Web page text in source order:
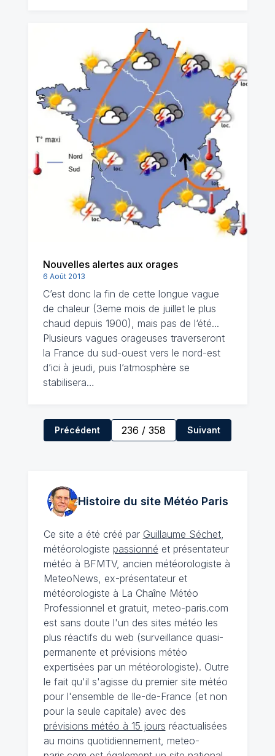
Nouvelles alertes aux orages
6 Août 2013
C’est donc la fin de cette longue vague
de chaleur (3eme mois de juillet le plus
chaud depuis 1900), mais pas de l‘été...
Plusieurs vagues orageuses traverseront
la France du sud-ouest vers le nord-est
d’ici à jeudi, puis l’atmosphère se
stabilisera…
Précédent 236 / 358 Suivant
Histoire du site MétéoParis
Ce site a été créé par Guillaume Séchet,
météorologiste passionné et présentateur
météo à BFMTV, ancien météorologiste à
MeteoNews, ex-présentateur et
météorologiste à La Chaîne Météo
Professionnel et gratuit, meteo-paris.com
est sans doute l'un des sites météo les
plus réactifs du web (surveillance quasi-
permanente et prévisions météo
expertisées par un météorologiste). Outre
le fait qu'il s'agisse du premier site météo
pour l'ensemble de Ile-de-France (et non
pour la seule capitale) avec des
prévisions météo à 15 jours réactualisées
au moins quotidiennement, meteo-